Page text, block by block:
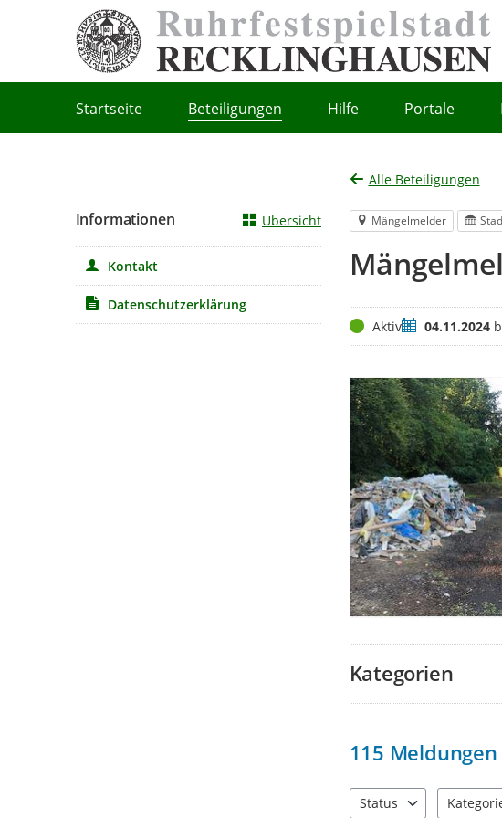
Startseite Beteiligungen Hilfe Portale
Alle Beteiligungen
Mängelmelder
StatusAktivZeitraum
04.11.2024
Kategorien
115 Meldungen
Status
Informationen Übersicht
Kontakt
Datenschutzerklärung